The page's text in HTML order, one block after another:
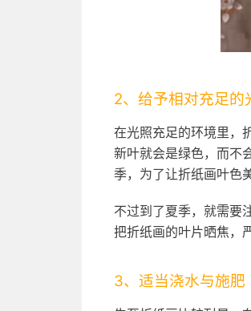
2、给予相对充足的
在光照充足的环境里，
新叶就会是绿色，而不
季，为了让折纸画叶色
不过到了夏季，就需要
把折纸画的叶片晒焦，
3、适当浇水与施肥